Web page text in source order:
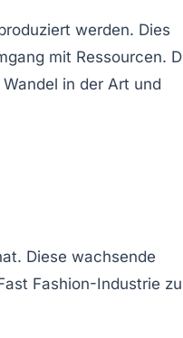
werden. Dies
mit Ressourcen.
in der Art und
Diese wachsende
Fashion-Industrie zu